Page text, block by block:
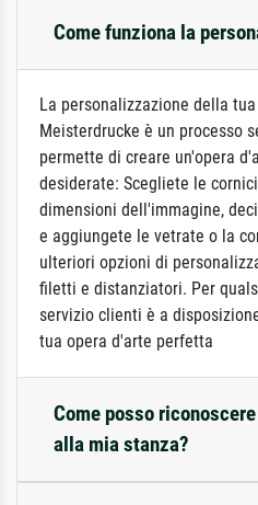
Come funziona la
La personalizzazione della
Meisterdrucke è un processo
permette di creare un'opera
desiderate: Scegliete le
dimensioni dell'immagine,
e aggiungete le vetrate o la
ulteriori opzioni di
filetti e distanziatori. Per
servizio clienti è a
tua opera d'arte perfetta
Come posso
alla mia stanza?